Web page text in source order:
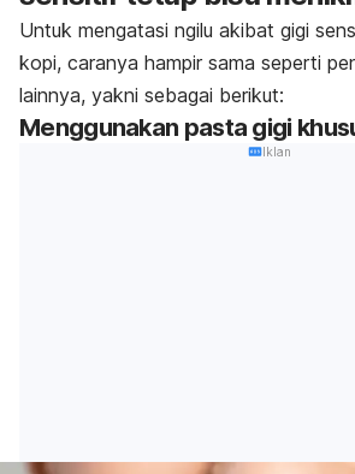
Untuk mengatasi ngilu akibat gigi
kopi, caranya hampir sama seperti
lainnya, yakni sebagai berikut:
Menggunakan pasta gigi
Iklan